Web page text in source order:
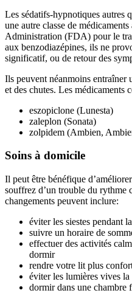
Les sédatifs-hypnotiques autres
une autre classe de
Administration (FDA) pour le
aux benzodiazépines, ils ne
significatif, ou de retour des
Ils peuvent néanmoins entraîner
et des chutes. Les médicaments
eszopiclone (Lunesta)
zaleplon (Sonata)
zolpidem (Ambien,
Soins à domicile
Il peut être bénéfique
souffrez d’un trouble du rythme
changements peuvent inclure:
éviter les siestes pendant
suivre un horaire de
effectuer des activités
dormir
rendre votre lit plus
éviter les lumières vives
dormir dans une chambre